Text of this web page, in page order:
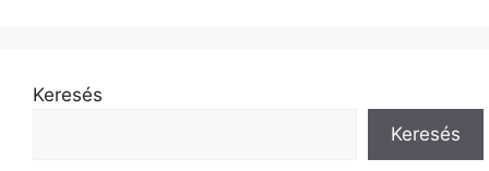
Keresés
Keresés